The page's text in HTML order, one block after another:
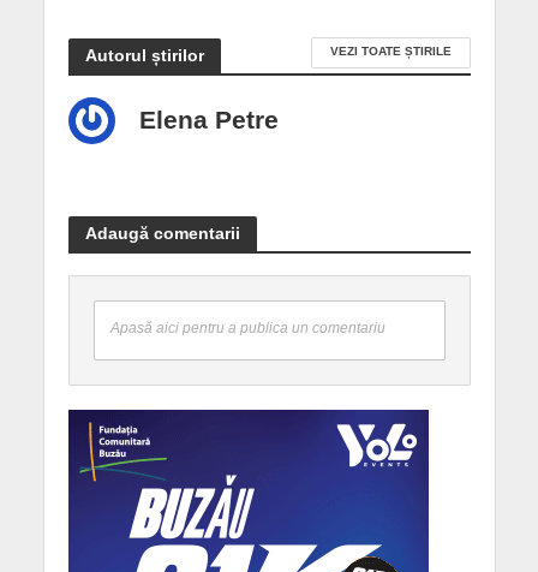
Autorul știrilor VEZI TOATE ȘTIRILE
Elena Petre
Adaugă comentarii
Apasă aici pentru a publica un comentariu